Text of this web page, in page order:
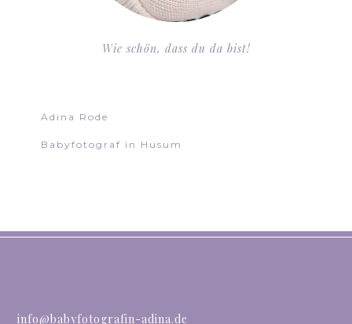
Wie schön, dass du da bist!
Adina Rode
Babyfotograf in Husum
info@babyfotografin-adina.de